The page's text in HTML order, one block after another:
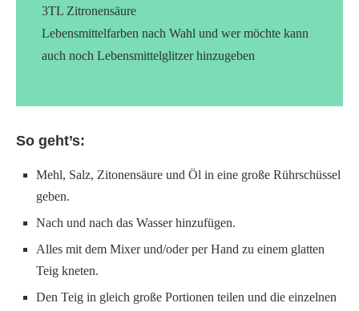
3TL Zitronensäure
Lebensmittelfarben nach Wahl und wer möchte kann
auch noch Lebensmittelglitzer hinzugeben
So geht’s:
Mehl, Salz, Zitonensäure und Öl in eine große Rührschüssel
geben.
Nach und nach das Wasser hinzufügen.
Alles mit dem Mixer und/oder per Hand zu einem glatten
Teig kneten.
Den Teig in gleich große Portionen teilen und die einzelnen